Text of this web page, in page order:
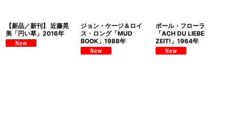
【新品／新刊】 近藤晃
美「円い草」2016年
ジョン・ケージ＆ロイ
ス・ロング「MUD
BOOK」1988年
ポール・フローラ
「ACH DU LIEBE
ZEIT!」1964年